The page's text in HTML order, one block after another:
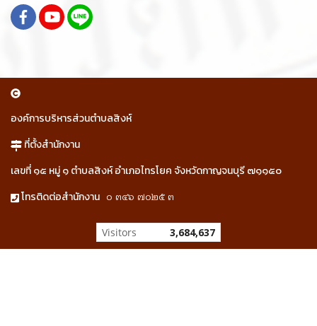
องค์การบริหารส่วนตำบลสิงห์
ที่ตั้งสำนักงาน
เลขที่ ๑๕ หมู่ ๑ ตำบลสิงห์ อำเภอไทรโยค จังหวัดกาญจนบุรี ๗๑๑๕๐
โทรติดต่อสำนักงาน ๐ ๓๔๖ ๗๐๒๕ ๓
Visitors 3,684,637